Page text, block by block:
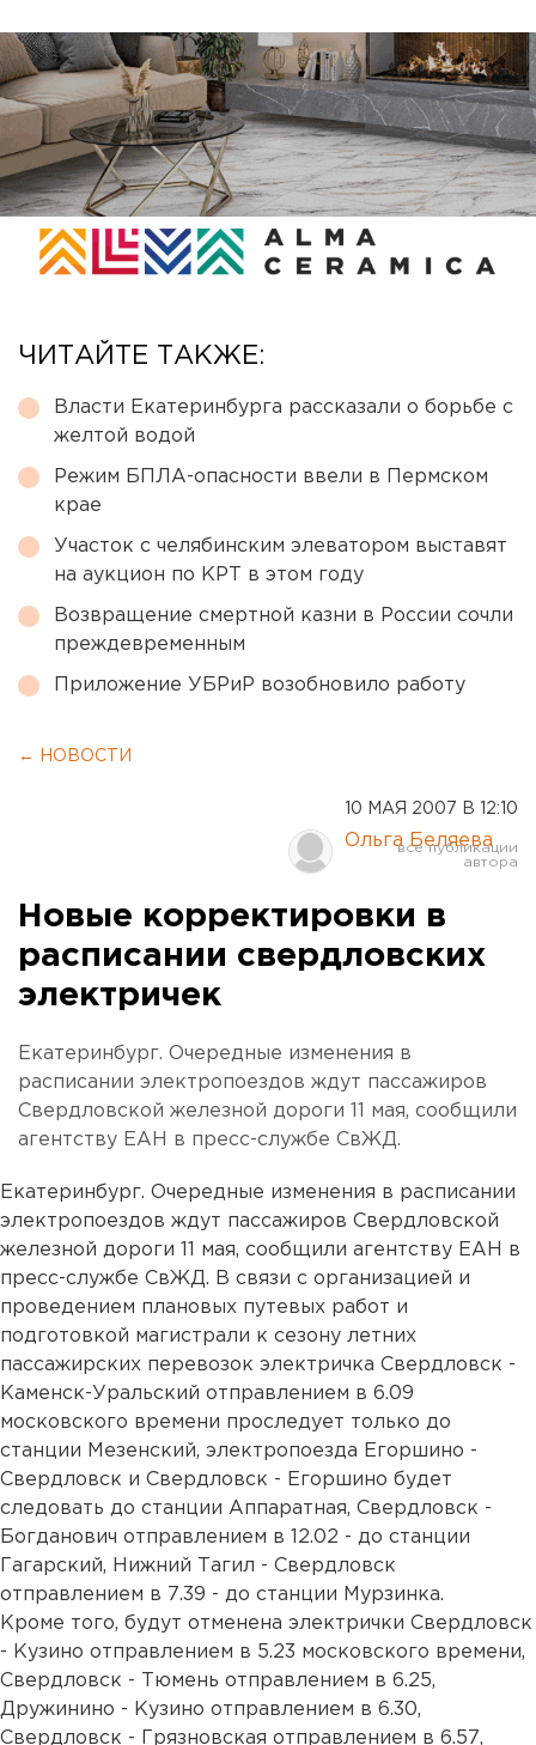
ЧИТАЙТЕ ТАКЖЕ:
Власти Екатеринбурга рассказали о борьбе с
желтой водой
Режим БПЛА-опасности ввели в Пермском
крае
Участок с челябинским элеватором выставят
на аукцион по КРТ в этом году
Возвращение смертной казни в России сочли
преждевременным
Приложение УБРиР возобновило работу
← НОВОСТИ
10 МАЯ 2007 В 12:10
Ольга Беляева
Новые корректировки в
расписании свердловских
электричек
Екатеринбург. Очередные изменения в
расписании электропоездов ждут пассажиров
Свердловской железной дороги 11 мая, сообщили
агентству ЕАН в пресс-службе СвЖД.
Екатеринбург. Очередные изменения в расписании
электропоездов ждут пассажиров Свердловской
железной дороги 11 мая, сообщили агентству ЕАН в
пресс-службе СвЖД. В связи с организацией и
проведением плановых путевых работ и
подготовкой магистрали к сезону летних
пассажирских перевозок электричка Свердловск -
Каменск-Уральский отправлением в 6.09
московского времени проследует только до
станции Мезенский, электропоезда Егоршино -
Свердловск и Свердловск - Егоршино будет
следовать до станции Аппаратная, Свердловск -
Богданович отправлением в 12.02 - до станции
Гагарский, Нижний Тагил - Свердловск
отправлением в 7.39 - до станции Мурзинка.
Кроме того, будут отменена электрички Свердловск
- Кузино отправлением в 5.23 московского времени,
Свердловск - Тюмень отправлением в 6.25,
Дружинино - Кузино отправлением в 6.30,
Свердловск - Грязновская отправлением в 6.57,